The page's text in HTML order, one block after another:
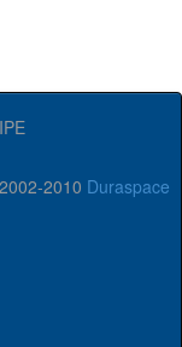
2010 Duraspace